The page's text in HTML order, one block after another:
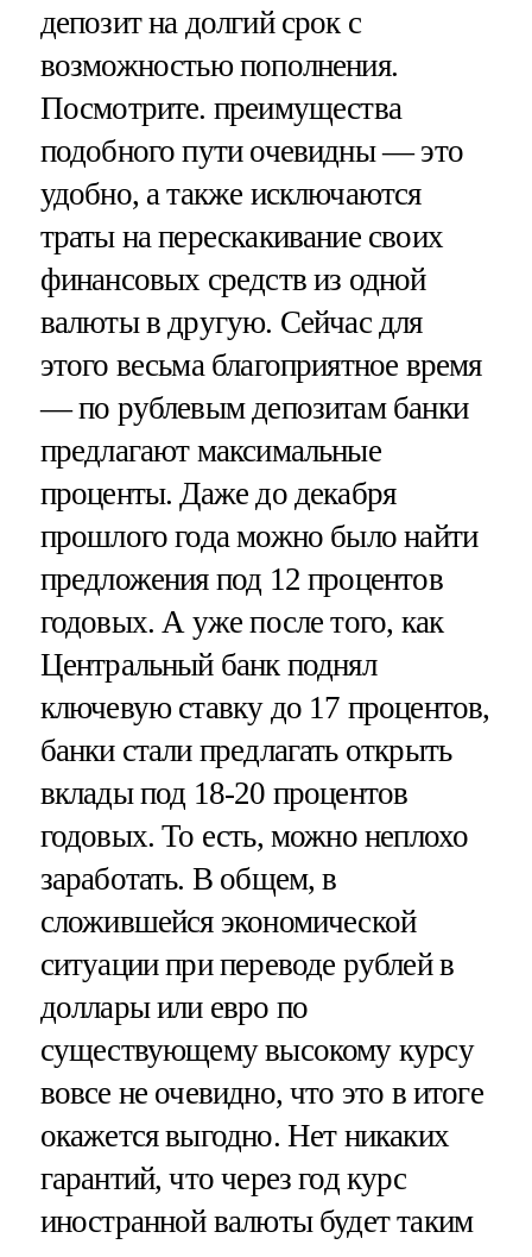
депозит на долгий срок с
возможностью пополнения.
Посмотрите. преимущества
подобного пути очевидны — это
удобно, а также исключаются
траты на перескакивание своих
финансовых средств из одной
валюты в другую. Сейчас для
этого весьма благоприятное время
— по рублевым депозитам банки
предлагают максимальные
проценты. Даже до декабря
прошлого года можно было найти
предложения под 12 процентов
годовых. А уже после того, как
Центральный банк поднял
ключевую ставку до 17 процентов,
банки стали предлагать открыть
вклады под 18-20 процентов
годовых. То есть, можно неплохо
заработать. В общем, в
сложившейся экономической
ситуации при переводе рублей в
доллары или евро по
существующему высокому курсу
вовсе не очевидно, что это в итоге
окажется выгодно. Нет никаких
гарантий, что через год курс
иностранной валюты будет таким